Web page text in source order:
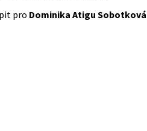
pro Dominika Atigu Sobotková